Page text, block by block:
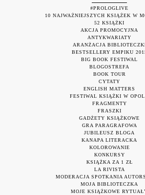
#PROLOGLIVE
10 NAJWAŻNIEJSZYCH KSIĄŻEK W
52 KSIĄŻKI
AKCJA PROMOCYJNA
ANTYKWARIATY
ARANŻACJA
BESTSELLERY EMPIKU
BIG BOOK FESTIWAL
BLOGOSTREFA
BOOK TOUR
CYTATY
ENGLISH MATTERS
FESTIWAL KSIĄŻKI W
FRAGMENTY
FRASZKI
GADŻETY KSIĄŻKOWE
GRA PARAGRAFOWA
JUBILEUSZ BLOGA
KANAPA LITERACKA
KOLOROWANIE
KONKURSY
KSIĄŻKA ZA 1 ZŁ
LA RIVISTA
MODERACJA SPOTKANIA
MOJA BIBLIOTECZKA
MOJE KSIĄŻKOWE